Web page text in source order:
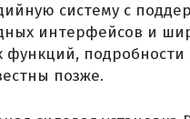
систему с
интерфейсов и
подробности
позже.